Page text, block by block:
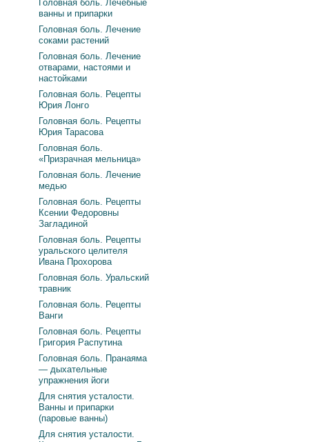
Головная боль. Лечебные
ванны и припарки
Головная боль. Лечение
соками растений
Головная боль. Лечение
отварами, настоями и
настойками
Головная боль. Рецепты
Юрия Лонго
Головная боль. Рецепты
Юрия Тарасова
Головная боль.
«Призрачная мельница»
Головная боль. Лечение
медью
Головная боль. Рецепты
Ксении Федоровны
Загладиной
Головная боль. Рецепты
уральского целителя
Ивана Прохорова
Головная боль. Уральский
травник
Головная боль. Рецепты
Ванги
Головная боль. Рецепты
Григория Распутина
Головная боль. Пранаяма
— дыхательные
упражнения йоги
Для снятия усталости.
Ванны и припарки
(паровые ванны)
Для снятия усталости.